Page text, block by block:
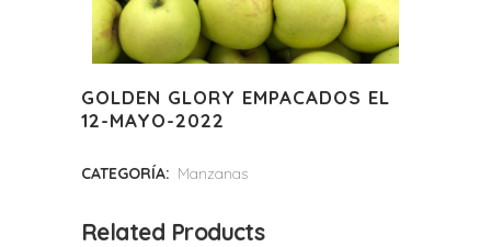
GOLDEN GLORY EMPACADOS EL
12-MAYO-2022
CATEGORÍA: Manzanas
Related Products